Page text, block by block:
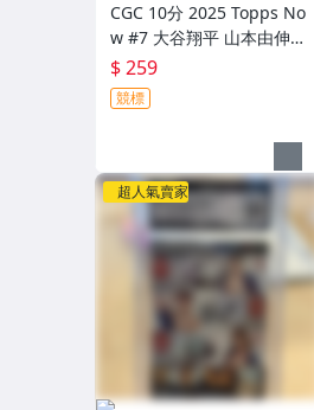
CGC 10分 2025 Topps No
w #7 大谷翔平 山本由伸
佐佐木朗希 三人同匡 東京
巨蛋開幕戰特卡 洛杉磯道
奇
$ 259
競標
超人氣賣家